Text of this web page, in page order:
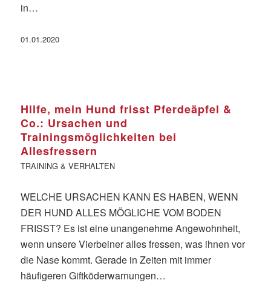
in…
01.01.2020
Hilfe, mein Hund frisst Pferdeäpfel &
Co.: Ursachen und
Trainingsmöglichkeiten bei
Allesfressern
TRAINING & VERHALTEN
WELCHE URSACHEN KANN ES HABEN, WENN
DER HUND ALLES MÖGLICHE VOM BODEN
FRISST? Es ist eine unangenehme Angewohnheit,
wenn unsere Vierbeiner alles fressen, was ihnen vor
die Nase kommt. Gerade in Zeiten mit immer
häufigeren Giftköderwarnungen…